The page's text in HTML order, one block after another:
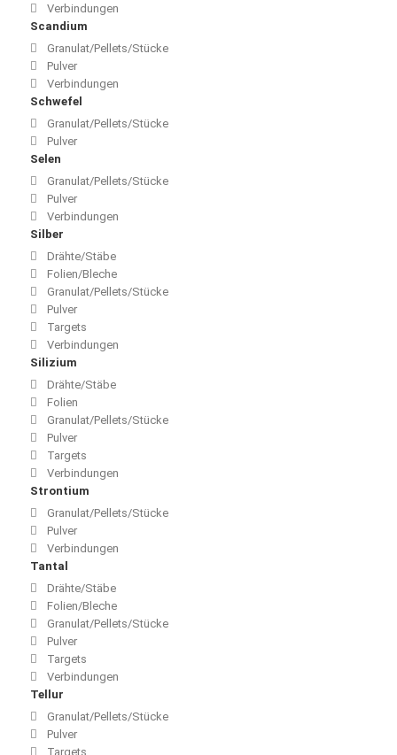
Verbindungen
Scandium
Granulat/Pellets/Stücke
Pulver
Verbindungen
Schwefel
Granulat/Pellets/Stücke
Pulver
Selen
Granulat/Pellets/Stücke
Pulver
Verbindungen
Silber
Drähte/Stäbe
Folien/Bleche
Granulat/Pellets/Stücke
Pulver
Targets
Verbindungen
Silizium
Drähte/Stäbe
Folien
Granulat/Pellets/Stücke
Pulver
Targets
Verbindungen
Strontium
Granulat/Pellets/Stücke
Pulver
Verbindungen
Tantal
Drähte/Stäbe
Folien/Bleche
Granulat/Pellets/Stücke
Pulver
Targets
Verbindungen
Tellur
Granulat/Pellets/Stücke
Pulver
Targets